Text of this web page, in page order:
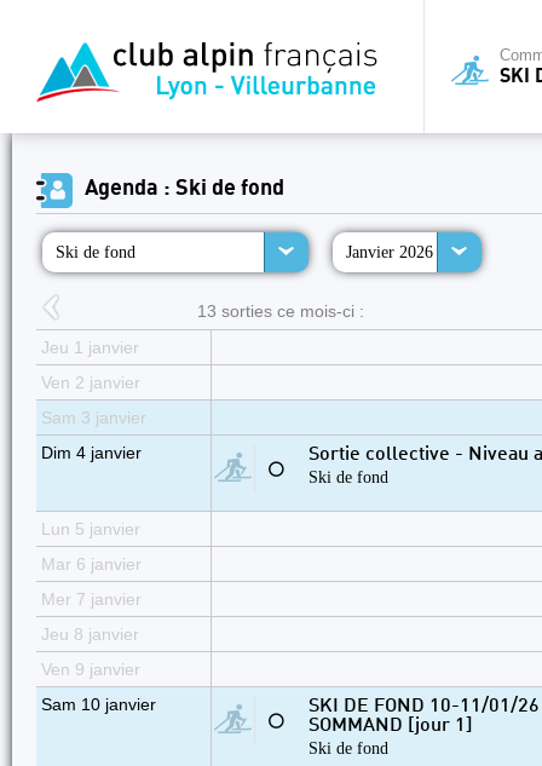
SKI
Agenda : Ski de fond
Ski de fond Janvier 2026
13 sorties ce mois-ci :
Jeu 1 janvier
Ven 2 janvier
Sam 3 janvier
Dim 4 janvier
⚪
Sortie collective - Niveau
Ski de fond
Lun 5 janvier
Mar 6 janvier
Mer 7 janvier
Jeu 8 janvier
Ven 9 janvier
Sam 10 janvier
⚪
SKI DE FOND 10-11/01/
SOMMAND [jour 1]
Ski de fond